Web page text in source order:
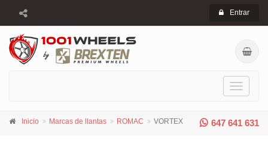
Entrar
Toggle
647 641 631
Inicio Marcas de llantas ROMAC VORTEX